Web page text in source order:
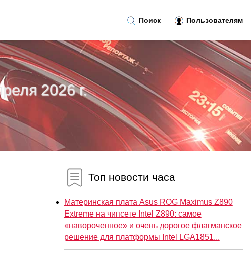
2026 г.
Топ новости часа
Материнская плата Asus ROG Maximus Z890
Extreme на чипсете Intel Z890: самое
«навороченное» и очень дорогое флагманское
решение для платформы Intel LGA1851...
Поиск Пользователям